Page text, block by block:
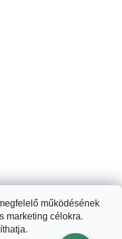
működésének
marketing célokra.